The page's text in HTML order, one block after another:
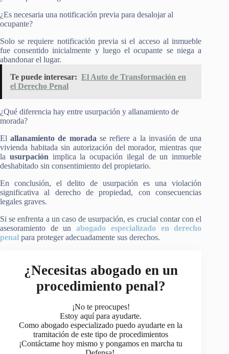
¿Es necesaria una notificación previa para desalojar al
ocupante?
Solo se requiere notificación previa si el acceso al inmueble
fue consentido inicialmente y luego el ocupante se niega a
abandonar el lugar​.
Te puede interesar: El Auto de Transformación en
el Derecho Penal
¿Qué diferencia hay entre usurpación y allanamiento de
morada?
Elallanamiento de morada se refiere a la invasión de una
vivienda habitada sin autorización del morador, mientras que
la usurpación implica la ocupación ilegal de un inmueble
deshabitado sin consentimiento del propietario.
En conclusión, el delito de usurpación es una violación
significativa al derecho de propiedad, con consecuencias
legales graves.
Si se enfrenta a un caso de usurpación, es crucial contar con el
asesoramiento de unabogado especializado en derecho
penal para proteger adecuadamente sus derechos.​
¿Necesitas abogado en un
procedimiento penal?
¡No te preocupes!
Estoy aquí para ayudarte.
Como abogado especializado puedo ayudarte en la
tramitación de este tipo de procedimientos
¡Contáctame hoy mismo y pongamos en marcha tu